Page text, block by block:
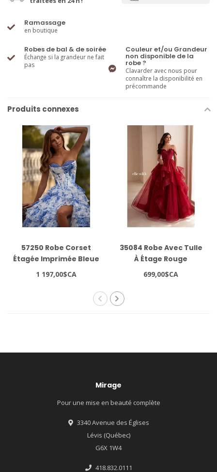
Ramassage
en boutique
Robes de bal & de soirée
Échange si la grandeur ne fait
pas
Couleur et/ou Grandeur
non disponible de la
robe ?
Clavarder avec nous pour
connaître la disponibilité en
précommande
Produits connexes
57250 Robe Corset
Étagée Imprimée Bleue
1 197,00$CA
35084 Robe Avec Tulle
À Étage Rouge
699,00$CA
Mirage
Pour une mise en beauté complète
3340 Avenue des Églises
Lévis (Québec)
G6X 1W4
418.832.0111